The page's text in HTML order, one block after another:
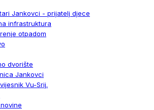
Jankovci - prijatelj djece
infrastruktura
otpadom
dvorište
Jankovci
Vu-Srij.